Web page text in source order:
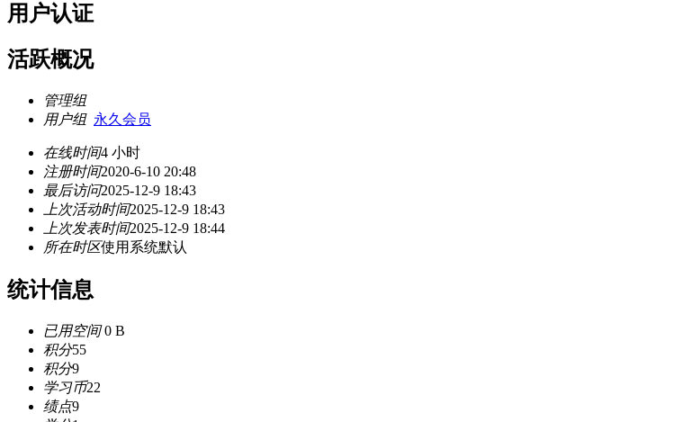
用户认证
活跃概况
管理组
用户组 永久会员
在线时间4 小时
注册时间2020-6-10 20:48
最后访问2025-12-9 18:43
上次活动时间2025-12-9 18:43
上次发表时间2025-12-9 18:44
所在时区使用系统默认
统计信息
已用空间0 B
积分55
积分9
学习币22
绩点9